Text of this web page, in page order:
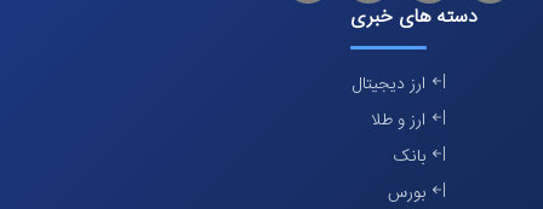
دسته های خبری
ارز دیجیتال
ارز و طلا
بانک
بورس